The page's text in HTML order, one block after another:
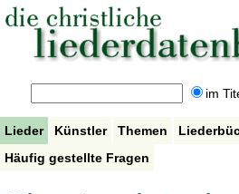
im
Lieder Künstler Themen
Häufig gestellte Fragen